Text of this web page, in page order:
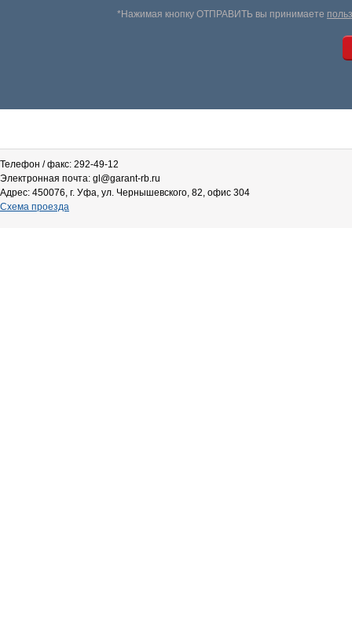
*Нажимая кнопку ОТПРАВИТЬ вы принимаете
Телефон / факс: 292-49-12
Электронная почта: gl@garant-rb.ru
Адрес: 450076, г. Уфа, ул. Чернышевского, 82, офис 304
Схема проезда